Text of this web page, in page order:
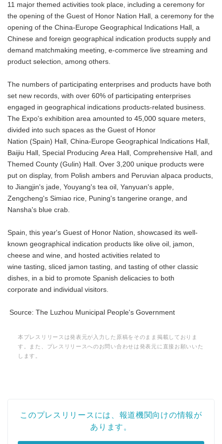
11 major themed activities took place, including a ceremony for
the opening of the Guest of Honor Nation Hall, a ceremony for the
opening of the China-Europe Geographical Indications Hall, a
Chinese and foreign geographical indication products supply and
demand matchmaking meeting, e-commerce live streaming and
product selection, among others.
The numbers of participating enterprises and products have both
set new records, with over 60% of participating enterprises
engaged in geographical indications products-related business.
The Expo's exhibition area amounted to 45,000 square meters,
divided into such spaces as the Guest of Honor
Nation (Spain) Hall, China-Europe Geographical Indications Hall,
Baijiu Hall, Special Producing Area Hall, Comprehensive Hall, and
Themed County (Gulin) Hall. Over 3,200 unique products were
put on display, from Polish ambers and Peruvian alpaca products,
to Jiangjin's jade, Youyang's tea oil, Yanyuan's apple,
Zengcheng's Simiao rice, Puning's tangerine orange, and
Nansha's blue crab.
Spain, this year's Guest of Honor Nation, showcased its well-
known geographical indication products like olive oil, jamon,
cheese and wine, and hosted activities related to
wine tasting, sliced jamon tasting, and tasting of other classic
dishes, in a bid to promote Spanish delicacies to both
corporate and individual visitors.
Source: The Luzhou Municipal People's Government
本プレスリリースは発表元が入力した原稿をそのまま掲載しておりま
す。また、プレスリリースへのお問い合わせは発表元に直接お願いいた
します。
このプレスリリースには、報道機関向けの情報が
あります。